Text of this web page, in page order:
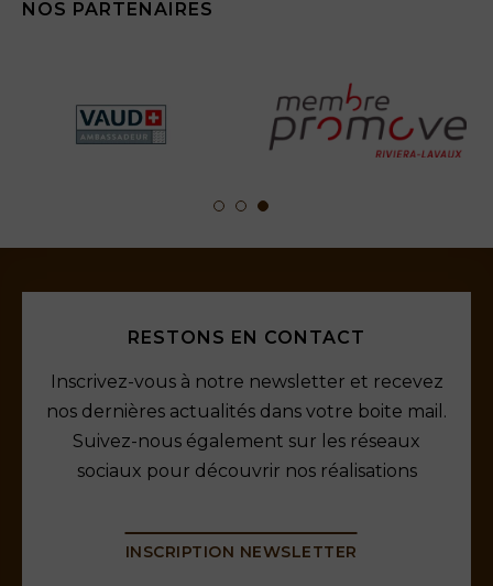
NOS PARTENAIRES
RESTONS EN CONTACT
Inscrivez-vous à notre newsletter et recevez
nos dernières actualités dans votre boite mail.
Suivez-nous également sur les réseaux
sociaux pour découvrir nos réalisations
INSCRIPTION NEWSLETTER